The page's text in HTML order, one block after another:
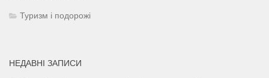
Туризм і подорожі
НЕДАВНІ ЗАПИСИ